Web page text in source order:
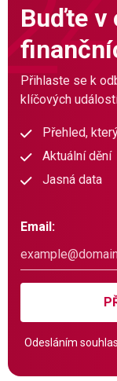
Buďte v
Přihlaste se k
klíčových
Přehled,
Aktuální dění
Jasná data
Email:
Odesláním